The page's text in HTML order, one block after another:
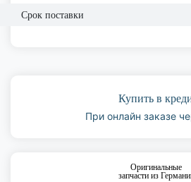
Срок поставки
Купить в
При онлайн заказе
Оригинальные
запчасти из